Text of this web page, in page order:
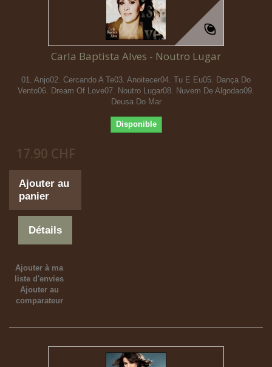
Carla Baptista Alves - Noutro Lugar
01. Anjo02. Cercando A Te03. Anoitecer04. Tu E Eu05. Dança Do
Vento06. Dream Of Love07. Noutro Lugar08. Nuvem De Algodao09.
Deusa Do Mar
Disponible
17.90 CHF
Ajouter au
panier
Détails
Ajouter à ma
liste d'envies
Ajouter au
comparateur